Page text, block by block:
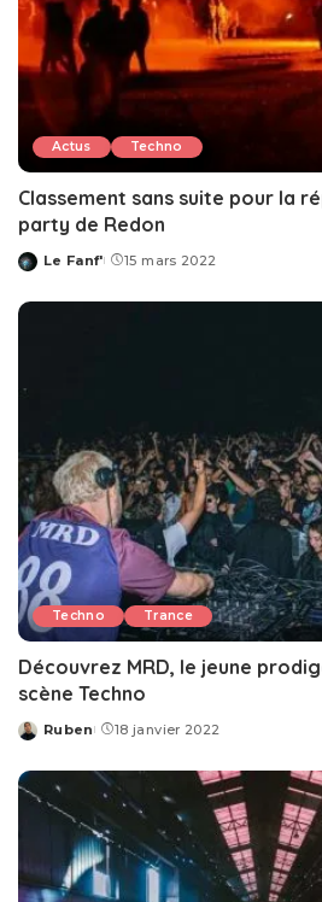
Actus Techno
Classement sans suite pour la
party de Redon
Posted
Le Fanf' 15 mars 2022
Techno Trance
Découvrez MRD, le jeune
scène Techno
Posted
Ruben 18 janvier 2022